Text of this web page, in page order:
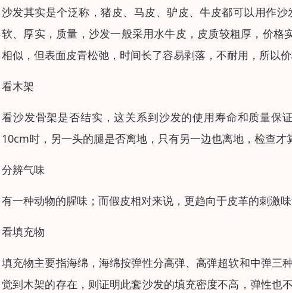
沙发其实是个泛称，猪皮、马皮、驴皮、牛皮都可以用作
软、厚实，质量，沙发一般采用水牛皮，皮质较粗厚，价
相似，但表面皮青松弛，时间长了容易剥落，不耐用，所以价
看木架
看沙发骨架是否结实，这关系到沙发的使用寿命和质量保
10cm时，另一头的腿是否离地，只有另一边也离地，检查才
分辨气味
有一种动物的腥味；而假皮相对来说，更趋向于皮革的刺激味
看填充物
填充物主要指海绵，海绵按弹性分高弹、高弹超软和中弹三
觉到木架的存在，则证明此套沙发的填充密度不高，弹性